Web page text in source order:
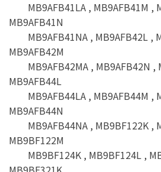
MB9AFB41LA , MB9AFB41M ,
MB9AFB41N
MB9AFB41NA , MB9AFB42L ,
MB9AFB42M
MB9AFB42MA , MB9AFB42N ,
MB9AFB44L
MB9AFB44LA , MB9AFB44M ,
MB9AFB44N
MB9AFB44NA , MB9BF122K ,
MB9BF122M
MB9BF124K , MB9BF124L ,